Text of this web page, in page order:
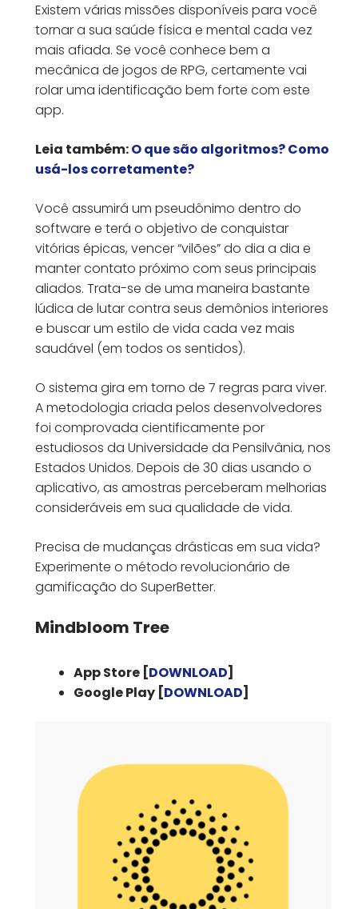
Existem várias missões disponíveis para você
tornar a sua saúde física e mental cada vez
mais afiada. Se você conhece bem a
mecânica de jogos de RPG, certamente vai
rolar uma identificação bem forte com este
app.
Leia também:O que são algoritmos? Como
usá-los corretamente?
Você assumirá um pseudônimo dentro do
software e terá o objetivo de conquistar
vitórias épicas, vencer “vilões” do dia a dia e
manter contato próximo com seus principais
aliados. Trata-se de uma maneira bastante
lúdica de lutar contra seus demônios interiores
e buscar um estilo de vida cada vez mais
saudável (em todos os sentidos).
O sistema gira em torno de 7 regras para viver.
A metodologia criada pelos desenvolvedores
foi comprovada cientificamente por
estudiosos da Universidade da Pensilvânia, nos
Estados Unidos. Depois de 30 dias usando o
aplicativo, as amostras perceberam melhorias
consideráveis em sua qualidade de vida.
Precisa de mudanças drásticas em sua vida?
Experimente o método revolucionário de
gamificação do SuperBetter.
Mindbloom Tree
App Store [DOWNLOAD]
Google Play [DOWNLOAD]